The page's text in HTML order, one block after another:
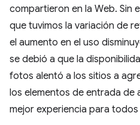
compartieron en la Web. Sin
que tuvimos la variación de
el aumento en el uso
se debió a que la
fotos alentó a los sitios a
los elementos de entrada de
mejor experiencia para todos